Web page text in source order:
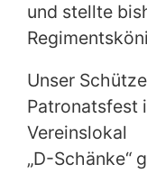
und stellte
Unser
Patronatsfest
Vereinslokal
„D-Schänke“